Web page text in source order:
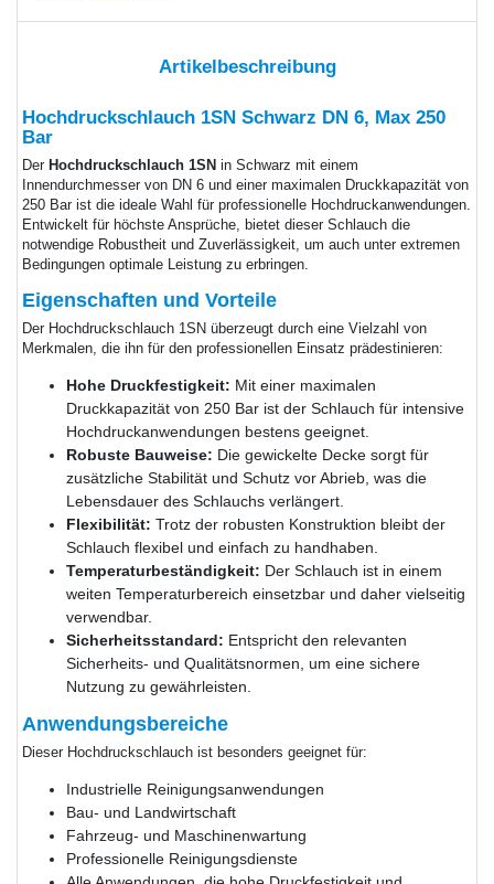
Artikelbeschreibung
Hochdruckschlauch 1SN Schwarz DN 6, Max 250
Bar
Der Hochdruckschlauch 1SN in Schwarz mit einem
Innendurchmesser von DN 6 und einer maximalen Druckkapazität von
250 Bar ist die ideale Wahl für professionelle Hochdruckanwendungen.
Entwickelt für höchste Ansprüche, bietet dieser Schlauch die
notwendige Robustheit und Zuverlässigkeit, um auch unter extremen
Bedingungen optimale Leistung zu erbringen.
Eigenschaften und Vorteile
Der Hochdruckschlauch 1SN überzeugt durch eine Vielzahl von
Merkmalen, die ihn für den professionellen Einsatz prädestinieren:
Hohe Druckfestigkeit: Mit einer maximalen
Druckkapazität von 250 Bar ist der Schlauch für intensive
Hochdruckanwendungen bestens geeignet.
Robuste Bauweise: Die gewickelte Decke sorgt für
zusätzliche Stabilität und Schutz vor Abrieb, was die
Lebensdauer des Schlauchs verlängert.
Flexibilität: Trotz der robusten Konstruktion bleibt der
Schlauch flexibel und einfach zu handhaben.
Temperaturbeständigkeit: Der Schlauch ist in einem
weiten Temperaturbereich einsetzbar und daher vielseitig
verwendbar.
Sicherheitsstandard: Entspricht den relevanten
Sicherheits- und Qualitätsnormen, um eine sichere
Nutzung zu gewährleisten.
Anwendungsbereiche
Dieser Hochdruckschlauch ist besonders geeignet für:
Industrielle Reinigungsanwendungen
Bau- und Landwirtschaft
Fahrzeug- und Maschinenwartung
Professionelle Reinigungsdienste